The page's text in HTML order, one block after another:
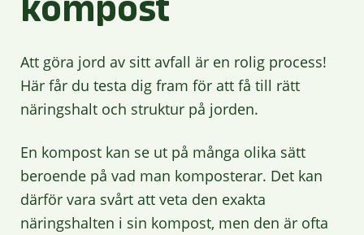
kompost
Att göra jord av sitt avfall är en rolig process!
Här får du testa dig fram för att få till rätt
näringshalt och struktur på jorden.
En kompost kan se ut på många olika sätt
beroende på vad man komposterar. Det kan
därför vara svårt att veta den exakta
näringshalten i sin kompost, men den är ofta